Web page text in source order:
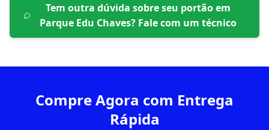
Tem outra dúvida sobre seu portão em
Parque Edu Chaves? Fale com um técnico
Compre Agora com Entrega
Rápida